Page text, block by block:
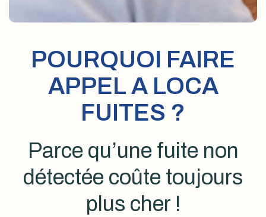
POURQUOI FAIRE
APPEL A LOCA
FUITES ?
Parce qu’une fuite non
détectée coûte toujours
plus cher !